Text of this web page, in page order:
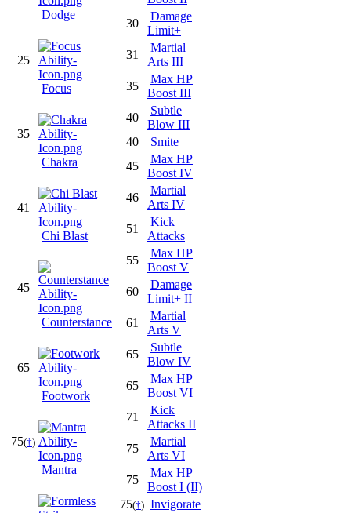
Dodge
25
Focus
35
Chakra
41
Chi Blast
45
Counterstance
65
Footwork
75(†)
Mantra
30
Damage
Limit+
31
Martial
Arts III
35
Max HP
Boost III
40
Subtle
Blow III
40
Smite
45
Max HP
Boost IV
46
Martial
Arts IV
51
Kick
Attacks
55
Max HP
Boost V
60
Damage
Limit+ II
61
Martial
Arts V
65
Subtle
Blow IV
65
Max HP
Boost VI
71
Kick
Attacks II
75
Martial
Arts VI
75
Max HP
Boost I (II)
75(†) Invigorate